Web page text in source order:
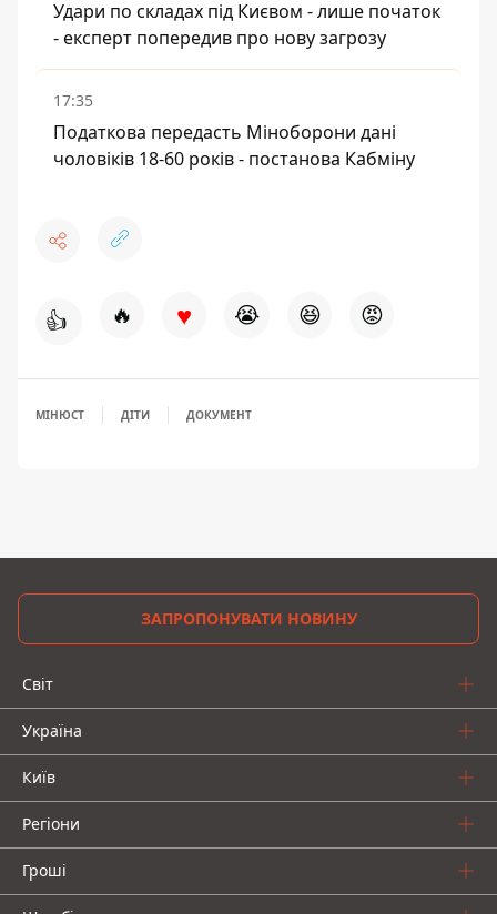
Удари по складах під Києвом - лише початок
- експерт попередив про нову загрозу
17:35
Податкова передасть Міноборони дані
чоловіків 18-60 років - постанова Кабміну
👍 🔥 ♥ 😭 😆 😡
МІНЮСТ ДІТИ ДОКУМЕНТ
ЗАПРОПОНУВАТИ НОВИНУ
Світ
Україна
Київ
Регіони
Гроші